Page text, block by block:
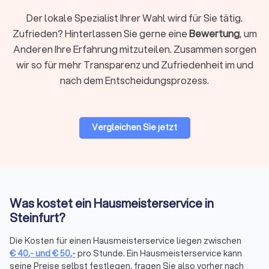
Die Kosten für einen Hausmeisterservice liegen in
Deutschland meist zwischen15 €und60 € pro Stunde.
Monatspauschalen bewegen sich zwischen150 €und500
€. Für Mieter gilt eine Obergrenze von0,50 €pro
Quadratmeter monatlich. Die tatsächlichen Kosten
technische Wartung oder Gartenarbeiten.
Betreuungsintensität:
Sonderleistungen:Notdienste, Winterdienst und spezielle
technische Arbeiten werden meist separat berechnet.
Der lokale Spezialist Ihrer Wahl wird für Sie tätig.
Zufrieden? Hinterlassen Sie gerne eineBewertung, um
Anderen Ihre Erfahrung mitzuteilen. Zusammen sorgen
wir so für mehr Transparenz und Zufriedenheit im und
nach dem Entscheidungsprozess.
Vergleichen Sie jetzt
Was kostet ein Hausmeisterservice in
Steinfurt?
Die Kosten für einen Hausmeisterservice liegen zwischen
€40,-und€50,-pro Stunde. Ein Hausmeisterservice kann
seine Preise selbst festlegen, fragen Sie also vorher nach